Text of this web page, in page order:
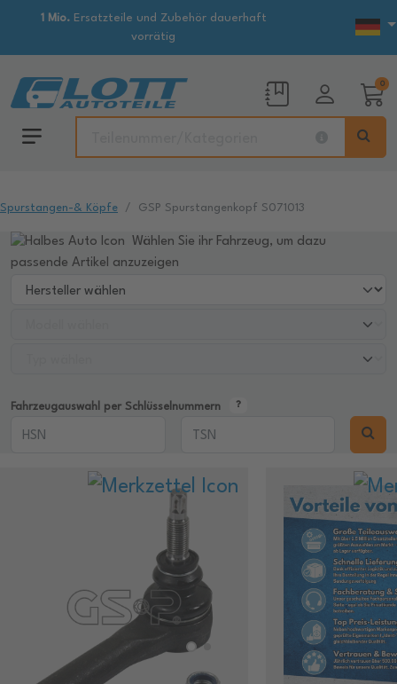
1 Mio.Ersatzteile und Zubehör dauerhaft
vorrätig
0
Spurstangen-& Köpfe GSP Spurstangenkopf S071013
Wählen Sie ihr Fahrzeug, um dazu
passende Artikel anzuzeigen
Fahrzeugauswahl per Schlüsselnummern